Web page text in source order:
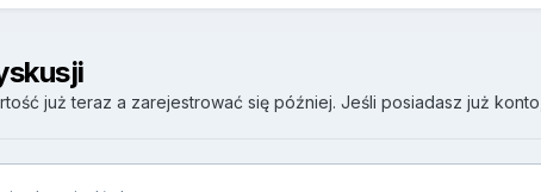
już teraz a zarejestrować się później. Jeśli posiadasz już konto,